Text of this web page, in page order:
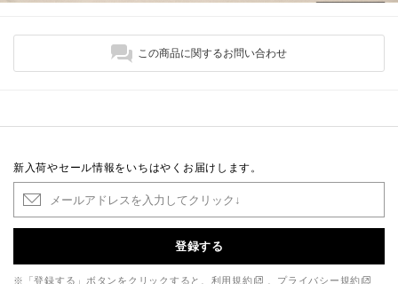
この商品に関するお問い合わせ
新入荷やセール情報をいちはやくお届けします。
登録する
※「登録する」ボタンをクリックすると、 利用規約
プライバシー規約